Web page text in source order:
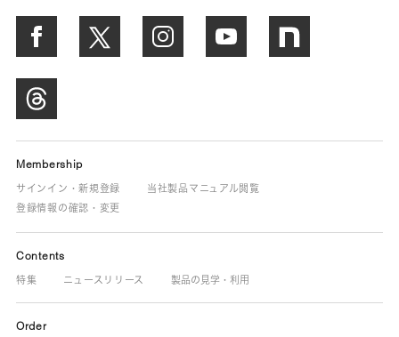
Membership
サインイン・新規登録
当社製品マニュアル閲覧
登録情報の確認・変更
Contents
特集 ニュースリリース 製品の見学・利用
Order